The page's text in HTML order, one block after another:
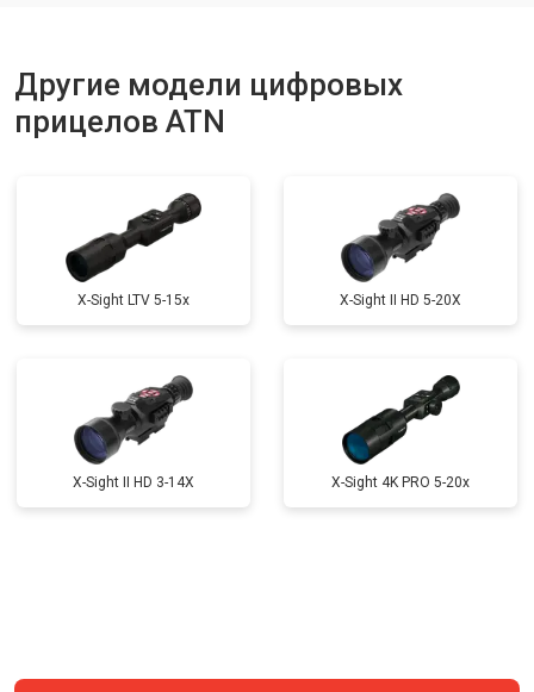
Другие модели цифровых
прицелов ATN
X-Sight LTV 5-15x X-Sight II HD 5-20X
X-Sight II HD 3-14X X-Sight 4K PRO 5-20x